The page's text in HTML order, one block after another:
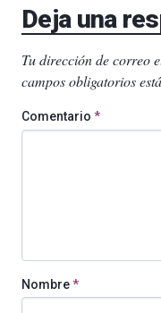
Deja una
Tu dirección de correo
campos obligatorios
Comentario *
Nombre*